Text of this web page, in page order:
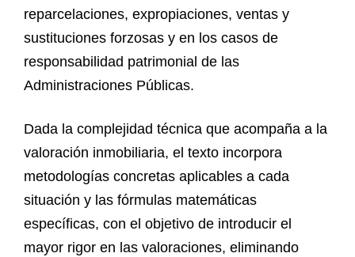
reparcelaciones, expropiaciones, ventas y
sustituciones forzosas y en los casos de
responsabilidad patrimonial de las
Administraciones Públicas.
Dada la complejidad técnica que acompaña a la
valoración inmobiliaria, el texto incorpora
metodologías concretas aplicables a cada
situación y las fórmulas matemáticas
específicas, con el objetivo de introducir el
mayor rigor en las valoraciones, eliminando